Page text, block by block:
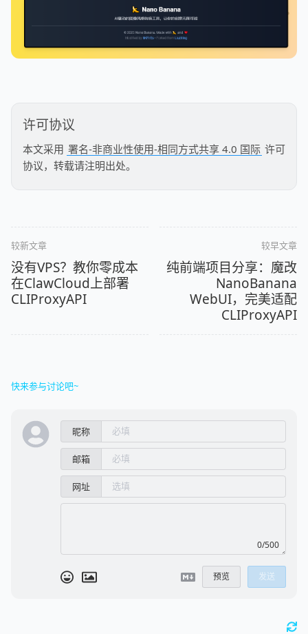
许可协议
本文采用 署名-非商业性使用-相同方式共享 4.0 国际 许可
协议，转载请注明出处。
较新文章
没有VPS？教你零成本
在ClawCloud上部署
CLIProxyAPI
较早文章
纯前端项目分享：魔改
NanoBanana
WebUI，完美适配
CLIProxyAPI
快来参与讨论吧~
昵称
邮箱
网址
0/500
预览 发送